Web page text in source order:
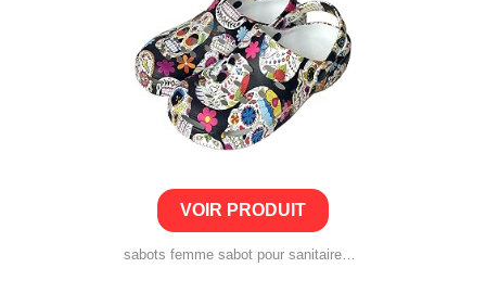
VOIR PRODUIT
sabots femme sabot pour sanitaires medical chaussures mules infirmiere hopital confort léger en caoutchouc avec des dessins hôpital médical